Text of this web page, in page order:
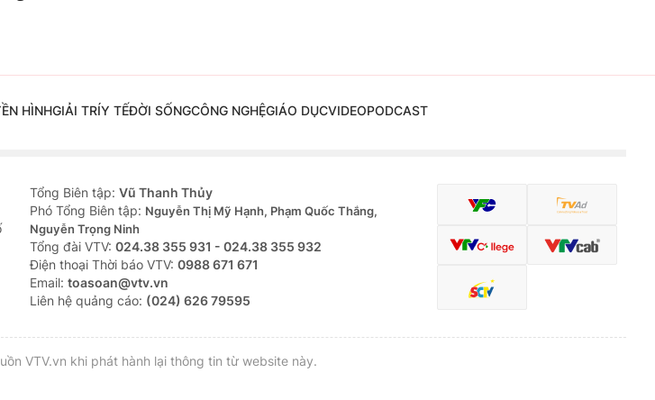
HÌNHGIẢI TRÍY TẾĐỜI SỐNGCÔNG NGHỆGIÁO DỤCVIDEOPODCAST
Tổng Biên tập: Vũ Thanh Thủy
Phó Tổng Biên tập: Nguyễn Thị Mỹ Hạnh, Phạm Quốc Thắng,
Nguyễn Trọng Ninh
Tổng đài VTV: 024.38 355 931 - 024.38 355 932
Ðiện thoại Thời báo VTV: 0988 671 671
Email: toasoan@vtv.vn
Liên hệ quảng cáo: (024) 626 79595
VTV.vn khi phát hành lại thông tin từ website này.